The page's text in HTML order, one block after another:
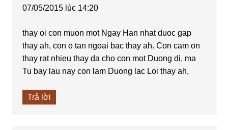
07/05/2015 lúc 14:20
thay oi con muon mot Ngay Han nhat duoc gap
thay ah, con o tan ngoai bac thay ah. Con cam on
thay rat nhieu thay da cho con mot Duong di, ma
Tu bay lau nay con lam Duong lac Loi thay ah,
Trả lời